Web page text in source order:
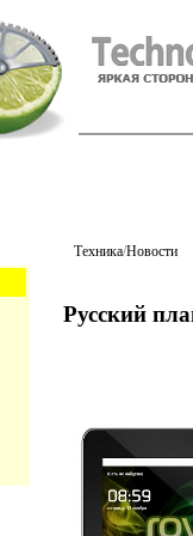
Техника/Новости
Русский